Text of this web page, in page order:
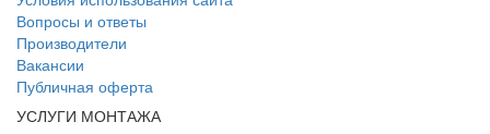
Вопросы и ответы
Производители
Вакансии
Публичная оферта
УСЛУГИ МОНТАЖА